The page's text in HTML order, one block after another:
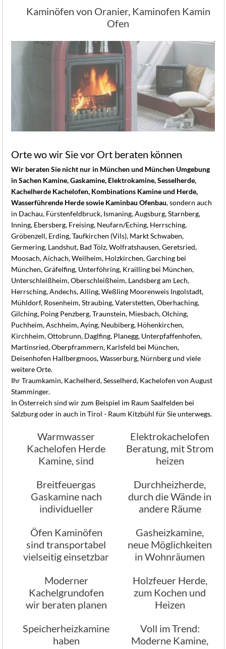
Kaminöfen von Oranier, Kaminofen Kamin
Ofen
Orte wo wir Sie vor Ort beraten können
Wir beraten Sie nicht nur in München und München Umgebung
in Sachen Kamine, Gaskamine, Elektrokamine, Sesselherde,
Kachelherde Kachelofen, Kombinations Kamine und Herde,
Wasserführende Herde sowie Kaminbau Ofenbau, sondern auch
in Dachau, Fürstenfeldbruck, Ismaning, Augsburg, Starnberg,
Inning, Ebersberg, Freising, Neufarn/Eching, Herrsching,
Gröbenzell, Erding, Taufkirchen (Vils), Markt Schwaben,
Germering, Landshut, Bad Tölz, Wolfratshausen, Geretsried,
Moosach, Aichach, Weilheim, Holzkirchen, Garching bei
München, Gräfelfing, Unterföhring, Krailling bei München,
Unterschleißheim, Oberschleißheim, Landsberg am Lech,
Herrsching, Andechs, Alling, Weßling Moorenweis Ingolstadt,
Mühldorf, Rosenheim, Straubing, Vaterstetten, Oberhaching,
Gilching, Poing Penzberg, Traunstein, Miesbach, Olching,
Puchheim, Aschheim, Aying, Neubiberg, Höhenkirchen,
Kirchheim, Ottobrunn, Daglfing, Planegg, Unterpfaffenhofen,
Martinsried, Oberpframmern, Karlsfeld bei München,
Deisenhofen Hallbergmoos, Wasserburg, Nürnberg und viele
weitere Orte.
Ihr Traumkamin, Kachelherd, Sesselherd, Kachelofen von August
Stamminger.
In Österreich sind wir zum Beispiel im Raum Saalfelden bei
Salzburg oder in auch in Tirol - Raum Kitzbühl für Sie unterwegs.
Warmwasser
Kachelofen Herde
Kamine, sind
Elektrokachelofen
Beratung, mit Strom
heizen
Breitfeuergas
Gaskamine nach
individueller
Durchheizherde,
durch die Wände in
andere Räume
Öfen Kaminöfen
sind transportabel
vielseitig einsetzbar
Gasheizkamine,
neue Möglichkeiten
in Wohnräumen
Moderner
Kachelgrundofen
wir beraten planen
Holzfeuer Herde,
zum Kochen und
Heizen
Speicherheizkamine
haben
Voll im Trend:
Moderne Kamine,